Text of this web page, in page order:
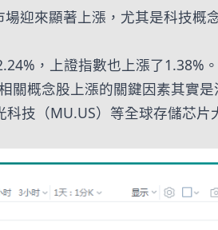
迎來顯著上漲，尤其是科技概
，上證指數也上漲了1.38%。
關概念股上漲的關鍵因素其實是
技（MU.US）等全球存儲芯